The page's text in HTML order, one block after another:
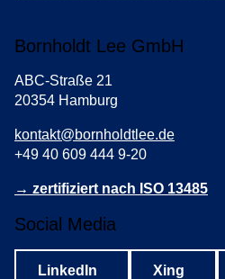
Bornholdt Lee GmbH
ABC-Straße 21
20354 Hamburg
kontakt@bornholdtlee.de
+49 40 609 444 9-20
→ zertifiziert nach ISO 13485
Social Media
LinkedIn Xing